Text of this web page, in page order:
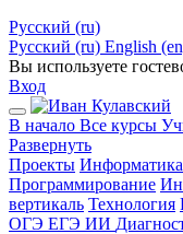
Русский ‎(ru)‎
Русский ‎(ru)‎ English
Вы используете
Вход
В начало Все курсы
Развернуть
Проекты
Программирование
вертикаль Технология
ОГЭ ЕГЭ ИИ